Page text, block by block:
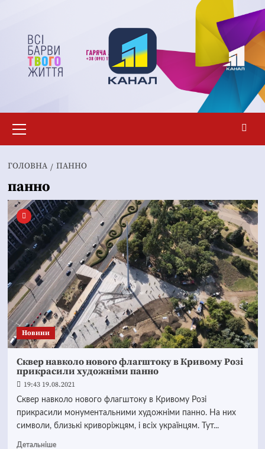
вмісту
меню
ГОЛОВНА ПАННО
панно
Новини
Сквер навколо нового флагштоку в Кривому Розі
прикрасили художніми панно
19:43 19.08.2021
Сквер навколо нового флагштоку в Кривому Розі
прикрасили монументальними художніми панно. На них
символи, близькі криворіжцям, і всіх українцям. Тут...
Детальніше